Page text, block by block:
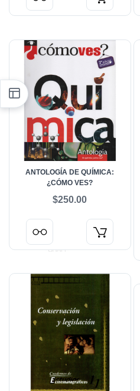
ANTOLOGÍA DE QUÍMICA:
¿CÓMO VES?
$250.00